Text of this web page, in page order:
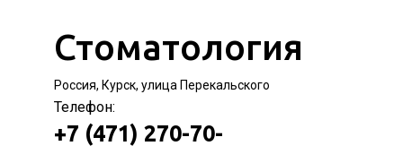
Стоматология
Россия, Курск, улица Перекальского
Телефон:
+7 (471) 270-70-